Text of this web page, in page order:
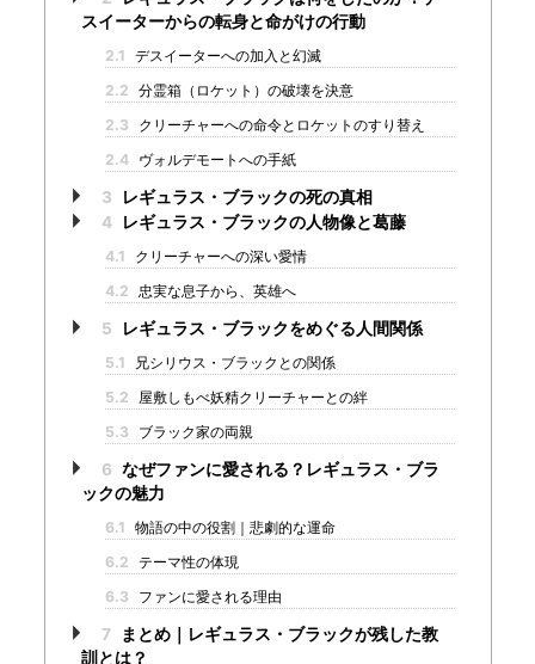
スイーターからの転身と命がけの行動
2.1 デスイーターへの加入と幻滅
2.2 分霊箱（ロケット）の破壊を決意
2.3
クリーチャーへの命令とロケットのすり替え
2.4 ヴォルデモートへの手紙
3
レギュラス・ブラックの死の真相
4
レギュラス・ブラックの人物像と葛藤
4.1
クリーチャーへの深い愛情
4.2 忠実な息子から、英雄へ
5 レギュラス・ブラックをめぐる人間関係
5.1
兄シリウス・ブラックとの関係
5.2
屋敷しもべ妖精クリーチャーとの絆
5.3
ブラック家の両親
6 なぜファンに愛される？レギュラス・ブラ
ックの魅力
6.1 物語の中の役割｜悲劇的な運命
6.2 テーマ性の体現
6.3
ファンに愛される理由
7
まとめ｜レギュラス・ブラックが残した教
訓とは？